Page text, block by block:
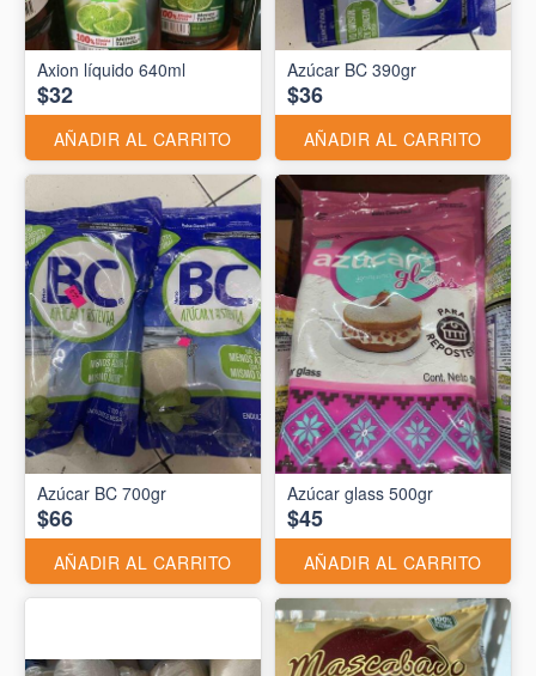
Axion líquido 640ml
$32
AÑADIR AL CARRITO
Azúcar BC 390gr
$36
AÑADIR AL CARRITO
Azúcar BC 700gr
$66
AÑADIR AL CARRITO
Azúcar glass 500gr
$45
AÑADIR AL CARRITO